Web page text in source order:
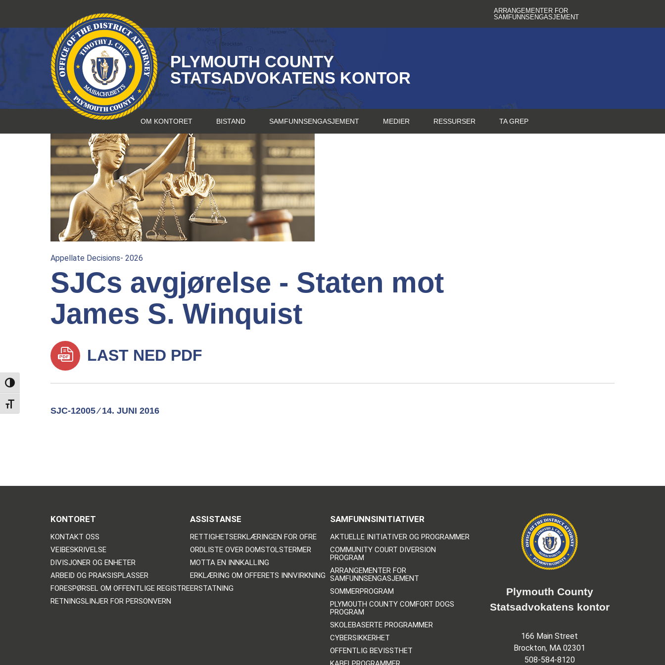
TOGGLE HIGH CONTRAST
TOGGLE FONT SIZE
innhold
ARRANGEMENTER FOR
SAMFUNNSENGASJEMENT
PLYMOUTH COUNTY
STATSADVOKATENS KONTOR
OM KONTORET BISTAND SAMFUNNSENGASJEMENT MEDIER RESSURSER TA GREP
Appellate Decisions- 2026
SJCs avgjørelse - Staten mot
James S. Winquist
LAST NED PDF
SJC-12005 ⁄ 14. JUNI 2016
KONTORET
KONTAKT OSS
VEIBESKRIVELSE
DIVISJONER OG ENHETER
ARBEID OG PRAKSISPLASSER
FORESPØRSEL OM OFFENTLIGE REGISTRE
RETNINGSLINJER FOR PERSONVERN
ASSISTANSE
RETTIGHETSERKLÆRINGEN FOR OFRE
ORDLISTE OVER DOMSTOLSTERMER
MOTTA EN INNKALLING
ERKLÆRING OM OFFERETS INNVIRKNING
ERSTATNING
SAMFUNNSINITIATIVER
AKTUELLE INITIATIVER OG PROGRAMMER
COMMUNITY COURT DIVERSION
PROGRAM
ARRANGEMENTER FOR
SAMFUNNSENGASJEMENT
SOMMERPROGRAM
PLYMOUTH COUNTY COMFORT DOGS
PROGRAM
SKOLEBASERTE PROGRAMMER
CYBERSIKKERHET
OFFENTLIG BEVISSTHET
Plymouth County
Statsadvokatens kontor
166 Main Street
Brockton, MA 02301
508-584-8120